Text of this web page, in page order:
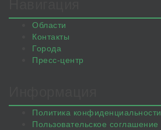
Области
Контакты
Города
Пресс-центр
Политика конфиденциальности
Пользовательское соглашение